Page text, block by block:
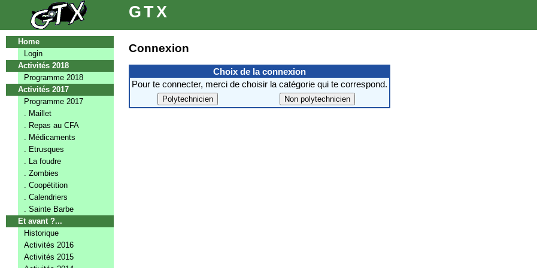
GTX
Home
Login
Activités 2018
Programme 2018
Activités 2017
Programme 2017
. Maillet
. Repas au CFA
. Médicaments
. Etrusques
. La foudre
. Zombies
. Coopétition
. Calendriers
. Sainte Barbe
Et avant ?...
Historique
Activités 2016
Activités 2015
Connexion
Choix de la connexion
Pour te connecter, merci de choisir la catégorie qui te correspond.